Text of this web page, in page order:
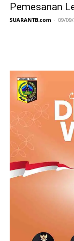
Pemesanan
SUARANTB.com - 09/